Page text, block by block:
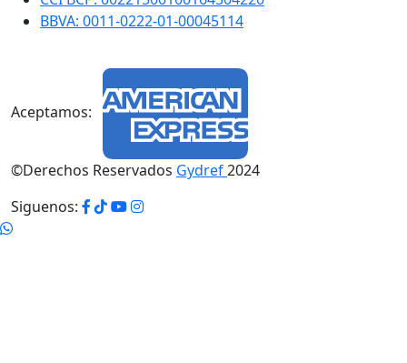
BBVA: 0011-0222-01-00045114
Aceptamos:
©Derechos Reservados Gydref2024
Siguenos: